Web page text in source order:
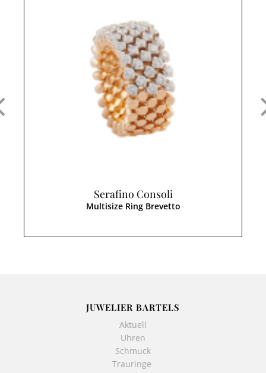
Serafino Consoli
Multisize Ring Brevetto
JUWELIER BARTELS
Aktuell
Uhren
Schmuck
Trauringe